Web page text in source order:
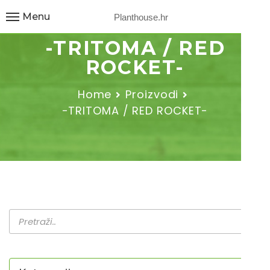
Planthouse.hr
Menu
-TRITOMA / RED
ROCKET-
Home
Proizvodi
-TRITOMA / RED ROCKET-